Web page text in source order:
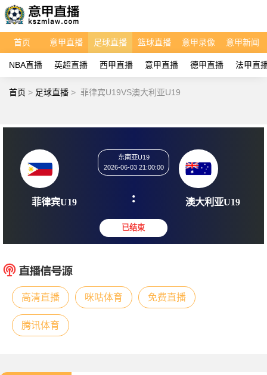
首页 意甲直播 足球直播 篮球直播 意甲录像 意甲新闻
NBA直播 英超直播 西甲直播 意甲直播 德甲直播 法甲直
首页 > 足球直播 > 菲律宾U19VS澳大利亚U19
菲律宾U19
2026-06-03 21:00:00
: 澳大利
高清直播 咪咕体育 免费直播
腾讯体育